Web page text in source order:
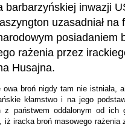
barbarzyńskiej inwazji
uzasadniał na
posiadaniem
rażenia przez
Husajna.
owa broń nigdy tam nie istniała,
kłamstwo i na jego
z państwem oddalonym od ich
iż iracka broń masowego rażenia